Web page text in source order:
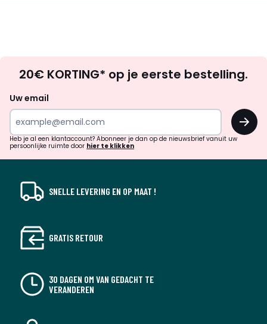
zoek
inspiratie
verrassingen?
20€ KORTING* op je eerste bestelling.
Uw email
OK
Heb je al een klantaccount? Abonneer je dan op de nieuwsbrief vanuit uw
persoonlijke ruimte door hier te klikken
SNELLE LEVERING EN OP MAAT !
GRATIS RETOUR
30 DAGEN OM VAN GEDACHT TE
VERANDEREN